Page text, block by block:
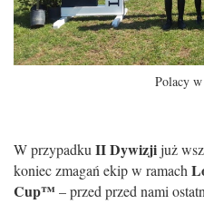
Polacy
W przypadku II Dywizjijuż
koniec zmagań ekip w ramach
Cup™ – przed przed nami